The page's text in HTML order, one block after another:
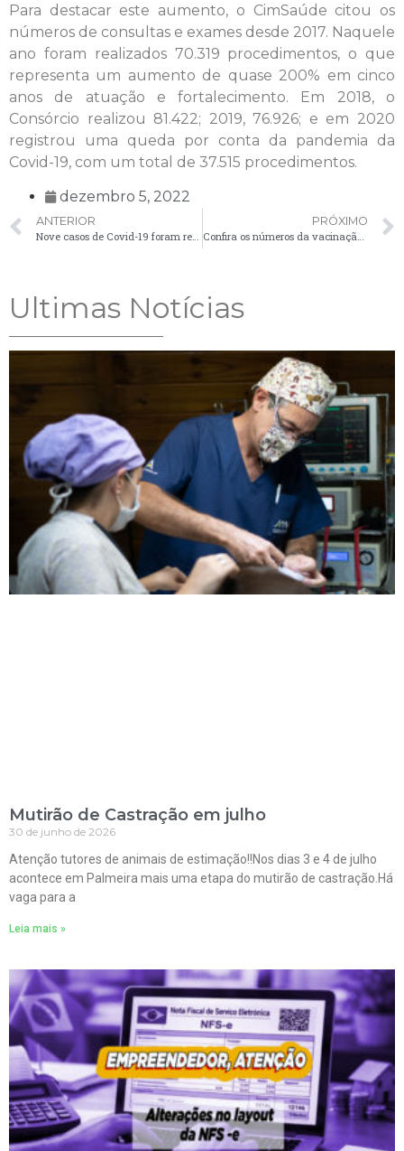
Para destacar este aumento, o CimSaúde citou os
números de consultas e exames desde 2017. Naquele
ano foram realizados 70.319 procedimentos, o que
representa um aumento de quase 200% em cinco
anos de atuação e fortalecimento. Em 2018, o
Consórcio realizou 81.422; 2019, 76.926; e em 2020
registrou uma queda por conta da pandemia da
Covid-19, com um total de 37.515 procedimentos.
dezembro 5, 2022
ANTERIOR
Nove casos de Covid-19 foram registrados em Palmeira nesta segunda-feira (5)
PRÓXIMO
Confira os números da vacinação contra a Covid-19 em Palmeira
Ultimas Notícias
Mutirão de Castração em julho
30 de junho de 2026
Atenção tutores de animais de estimação!!Nos dias 3 e 4 de julho
acontece em Palmeira mais uma etapa do mutirão de castração.Há
vaga para a
Leia mais »